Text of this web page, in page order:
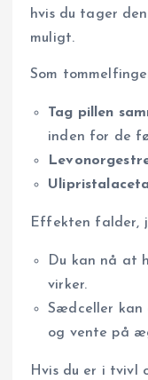
hvis du tager
muligt.
Som
Tag pillen
inden for de
Effekten falder,
Du kan nå at
virker.
Sædceller kan
og vente på
Hvis du er i tvivl